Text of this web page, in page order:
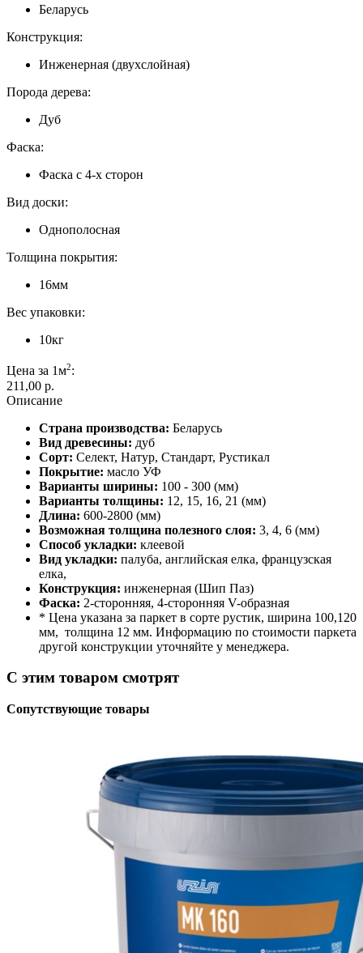
Беларусь
Конструкция:
Инженерная (двухслойная)
Порода дерева:
Дуб
Фаска:
Фаска с 4-х сторон
Вид доски:
Однополосная
Толщина покрытия:
16мм
Вес упаковки:
10кг
Цена за 1м2:
211,00 p.
Описание
Страна производства: Беларусь
Вид древесины: дуб
Сорт: Cелект, Натур, Стандарт, Рустикал
Покрытие: масло УФ
Варианты ширины: 100 - 300 (мм)
Варианты толщины: 12, 15, 16, 21 (мм)
Длина: 600-2800 (мм)
Возможная толщина полезного слоя: 3, 4, 6 (мм)
Способ укладки: клеевой
Вид укладки: палуба, английская елка, французская
елка,
Конструкция: инженерная (Шип Паз)
Фаска: 2-сторонняя, 4-сторонняя V-образная
* Цена указана за паркет в сорте рустик, ширина 100,120
мм, толщина 12 мм. Информацию по стоимости паркета
другой конструкции уточняйте у менеджера.
С этим товаром смотрят
Сопутствующие товары